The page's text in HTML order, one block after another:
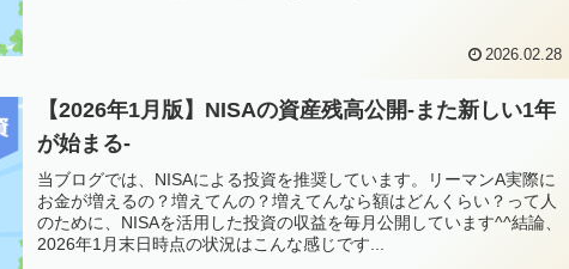
2026.02.28
【2026年1月版】NISAの資産残高公開-また新しい1年
が始まる-
当ブログでは、NISAによる投資を推奨しています。リーマンA実際に
お金が増えるの？増えてんの？増えてんなら額はどんくらい？って人
のために、NISAを活用した投資の収益を毎月公開しています^^結論、
2026年1月末日時点の状況はこんな感じです...